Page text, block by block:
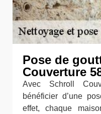
Pose de
Couverture
Avec Schroll
bénéficier d’une
effet, chaque